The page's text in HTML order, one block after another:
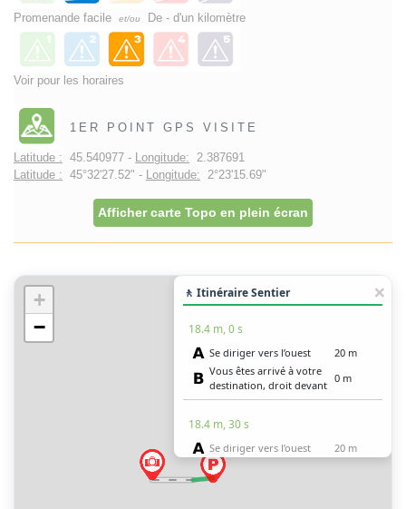
Promenande facile et/ou De - d'un kilomètre
Voir pour les horaires
1ER POINT GPS VISITE
Latitude : 45.540977 - Longitude: 2.387691
Latitude : 45°32'27.52" - Longitude: 2°23'15.69"
Afficher carte Topo en plein écran
+
−
🚶 Itinéraire Sentier
18.4 m, 0 s
Se diriger vers l’ouest
20 m
Vous êtes arrivé à votre
destination, droit devant
0 m
18.4 m, 30 s
Se diriger vers l’ouest
20 m
Vous êtes arrivé à votre
destination, droit devant